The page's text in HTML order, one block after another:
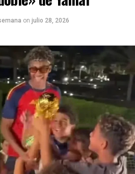
on julio 28, 2026